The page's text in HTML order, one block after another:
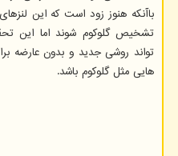
باآنکه هنوز زود است که این
تشخیص گلوکوم شوند اما این
تواند روشی جدید و بدون عارضه
هایی مثل گلوکوم باشد.